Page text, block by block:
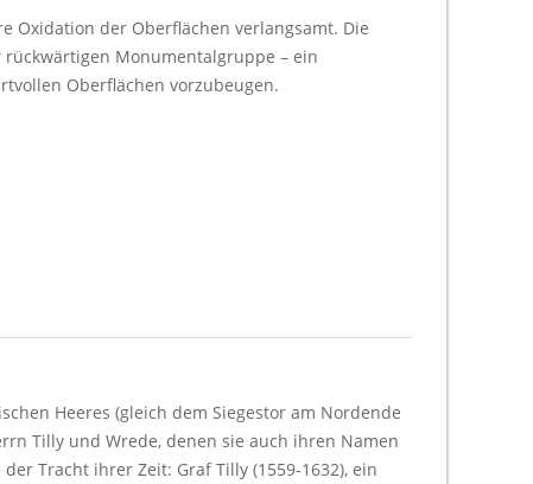
Oxidation der Oberflächen verlangsamt. Die
Monumentalgruppe – ein
Oberflächen vorzubeugen.
Heeres (gleich dem Siegestor am Nordende
Tilly und Wrede, denen sie auch ihren Namen
Tracht ihrer Zeit: Graf Tilly (1559-1632), ein